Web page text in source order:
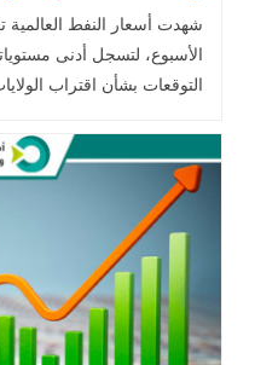
شهدت أسعار النفط العالمية
الأسبوع، لتسجل أدنى
التوقعات بشأن اقتراب